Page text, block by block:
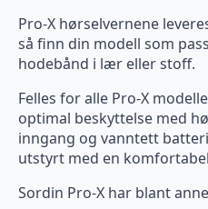
Pro-X hørselvernene
så finn din modell som
hodebånd i lær eller stoff.
Felles for alle Pro-X
optimal beskyttelse med
inngang og vanntett
utstyrt med en
Sordin Pro-X har blant